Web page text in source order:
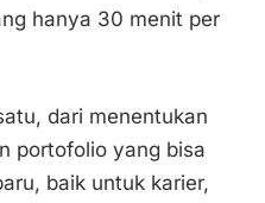
hanya 30 menit per
dari menentukan
portofolio yang bisa
baik untuk karier,